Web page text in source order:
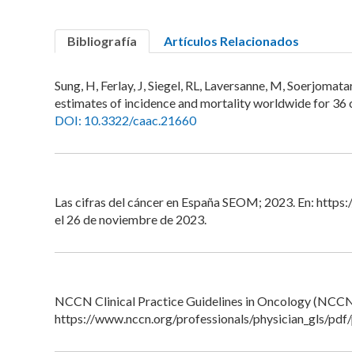
Bibliografía Artículos Relacionados
Sung, H, Ferlay, J, Siegel, RL, Laversanne, M,
estimates of incidence and mortality worldwide for 36
DOI: 10.3322/caac.21660
Las cifras del cáncer en España SEOM; 2023. En:
el 26 de noviembre de 2023.
NCCN Clinical Practice Guidelines in Oncology
https://www.nccn.org/professionals/physician_gls/